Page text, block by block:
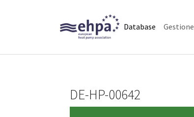
Database(current)
Gestione
DE-HP-00642